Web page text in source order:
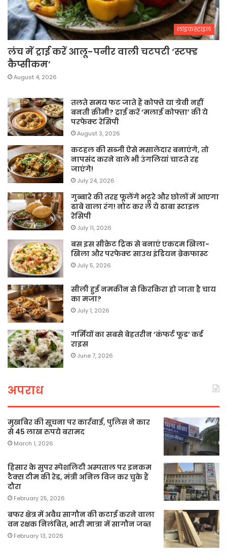
लाइफस्टाइल
लंच में ट्राई करें आलू-पनीर वाली चटपटी ‘स्टफ्ड
कैप्सीकम’
August 4, 2026
तलते समय फट जाते हैं कोफ्ते या ग्रेवी नहीं
बनती क्रीमी? ट्राई करें ‘मलाई कोफ्ता’ की ये
परफेक्ट रेसिपी
August 3, 2026
कटहल की सब्जी ऐसे मसालेदार बनाएंगे, तो
नापसंद करने वाले भी उंगलियां चाटते रह
जाएंगे!
July 24, 2026
गुब्बारे की तरह फूलेंगे भटूरे और छोलों में आएगा
ढाबे वाला रंग! नोट कर लें ये ढाबा स्टाइल
रेसिपी
July 11, 2026
बस इस सीक्रेट ट्रिक से बनाएं एकदम खिला-
खिला और परफेक्ट साउथ इंडियन ब्रेकफास्ट
July 5, 2026
सीली हुई नमकीन से किरकिरा हो जाता है चाय
का मजा?
July 1, 2026
गर्मियों का सबसे बेहतरीन ‘कंफर्ट फूड’ कर्ड
राइस
June 7, 2026
अपराध
मुखबिर की सूचना पर कार्रवाई, पुलिस ने कार
से 45 लाख रुपये बरामद
March 1, 2026
हिसार के सुपर स्पेशलिटी अस्पताल पर इनकम
टैक्स टीम की रेड, मंत्री अनिल विज कर चुके हैं
दौरा
February 25, 2026
बफर क्षेत्र में अवैध सागौन की कटाई करने वाला
वन रक्षक निलंबित, भारी मात्रा में सागौन जब्त
February 13, 2026